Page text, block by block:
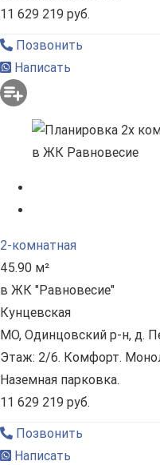
11 629 219 руб.
Позвонить
Написать
2-комнатная
45.90 м²
в ЖК "Равновесие"
Кунцевская
МО, Одинцовский р-н, д.
Этаж: 2/6. Комфорт.
Наземная парковка.
11 629 219 руб.
Позвонить
Написать